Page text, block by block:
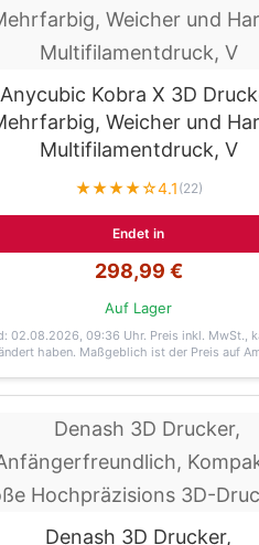
Anycubic Kobra X 3D
Weicher und
Multifilamentdruck, V
★★★★☆4.1 (22)
Endet in
298,99 €
Auf Lager
02.08.2026, 09:36 Uhr. Preis inkl. MwSt.,
haben. Maßgeblich ist der Preis auf
Denash 3D Drucker,